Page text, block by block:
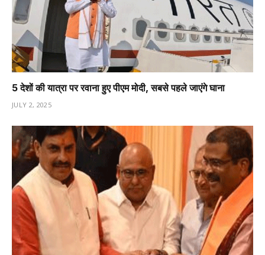
5 देशों की यात्रा पर रवाना हुए पीएम मोदी, सबसे पहले जाएंगे घाना
JULY 2, 2025